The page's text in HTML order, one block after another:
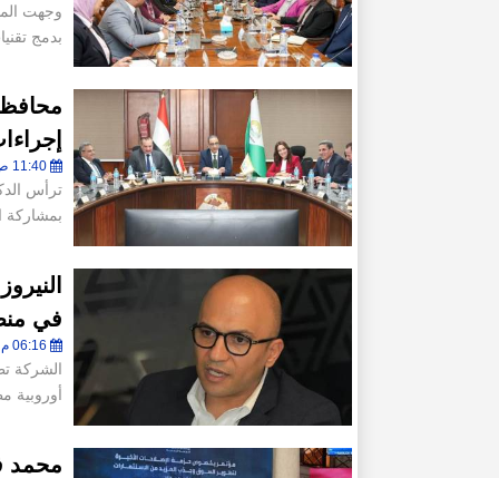
وجهت
بدمج
محافظ
11:40 ص - الثلاثاء 4 أغسطس 2026
ترأس
في
أوروبية مطلع 2027 إسلام
محمد